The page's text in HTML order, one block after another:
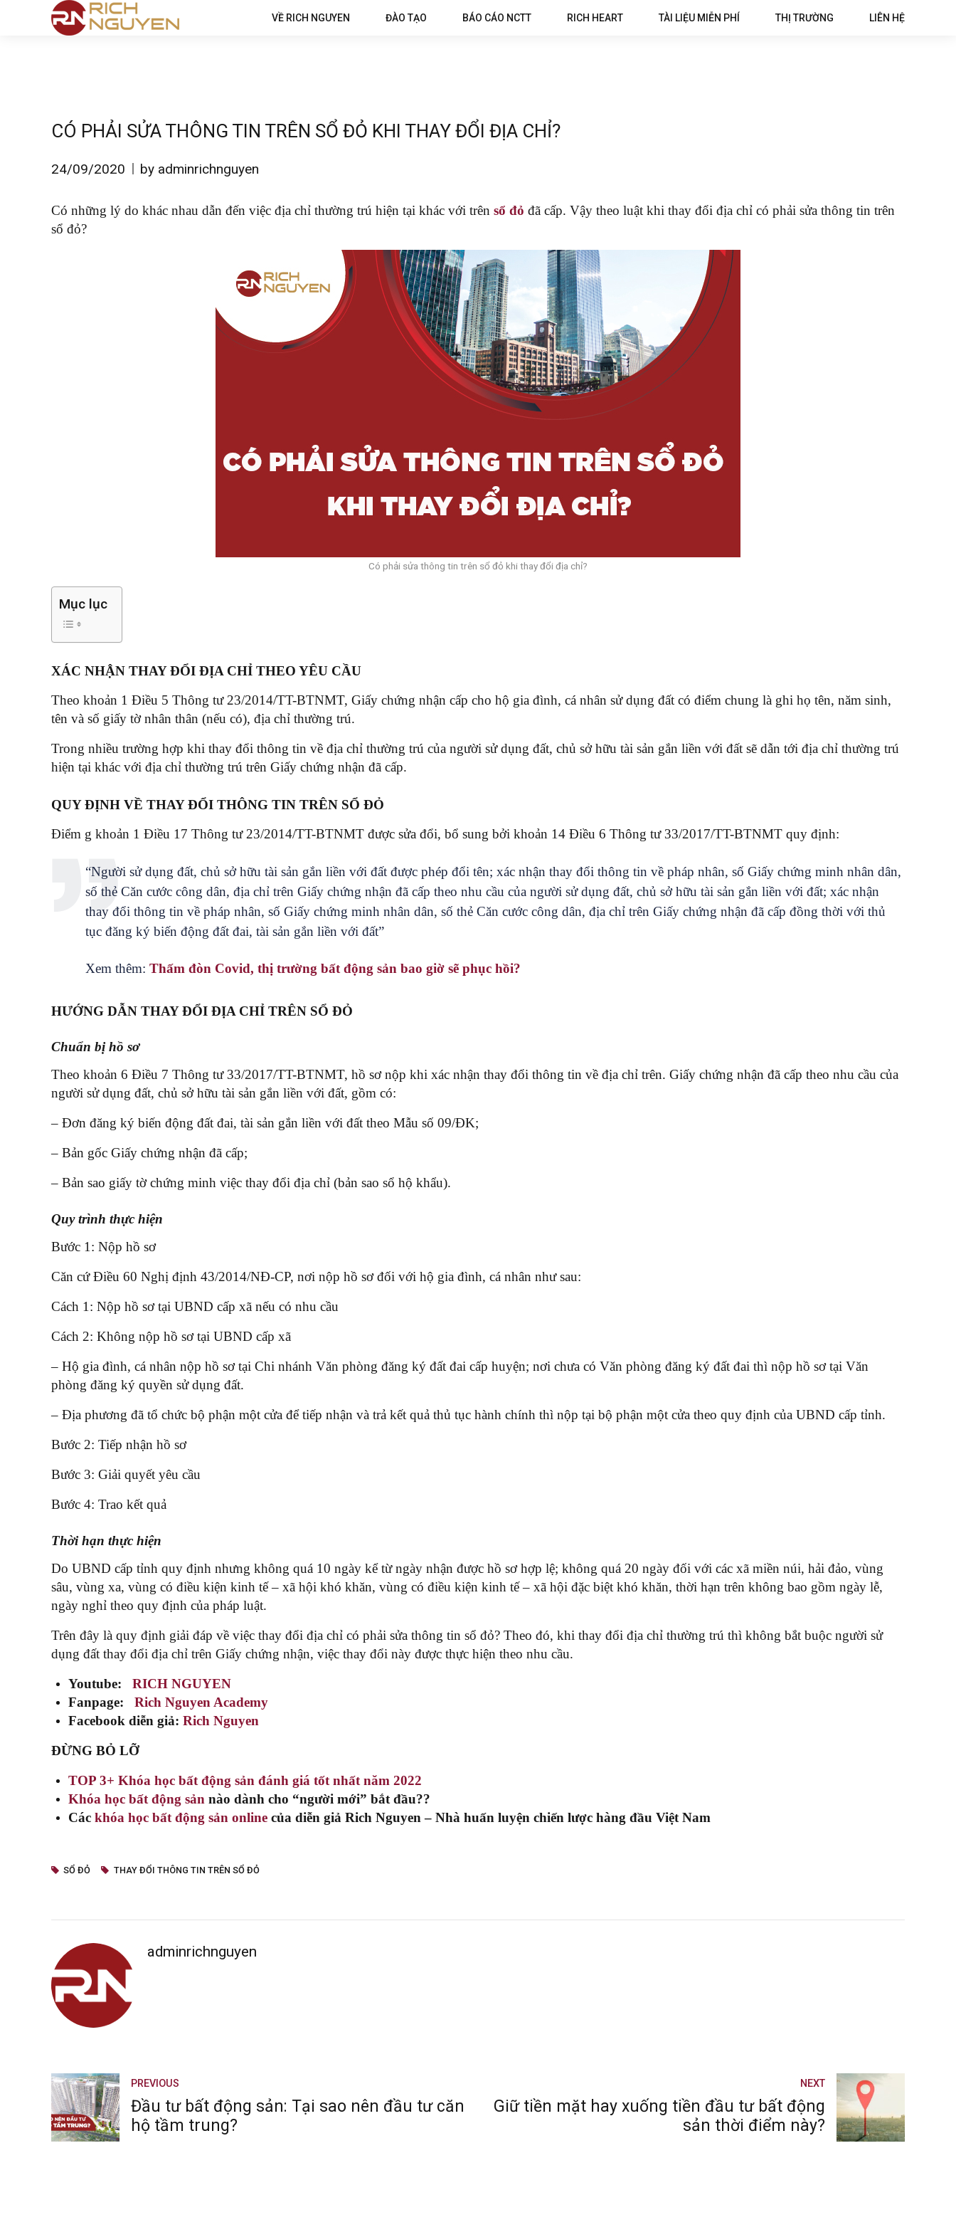
VỀ RICH NGUYEN ĐÀO TẠO BÁO CÁO NCTT RICH HEART TÀI LIỆU MIỄN PHÍ THỊ TRƯỜNG LIÊN HỆ
CÓ PHẢI SỬA THÔNG TIN TRÊN SỔ ĐỎ KHI THAY ĐỔI ĐỊA CHỈ?
24/09/2020 by adminrichnguyen
Có những lý do khác nhau dẫn đến việc địa chỉ thường trú hiện tại khác với trên sổ đỏ đã cấp. Vậy theo luật khi thay đổi địa chỉ có phải sửa thông tin trên
sổ đỏ?
Có phải sửa thông tin trên sổ đỏ khi thay đổi địa chỉ?
Mục lục
XÁC NHẬN THAY ĐỔI ĐỊA CHỈ THEO YÊU CẦU
Theo khoản 1 Điều 5 Thông tư 23/2014/TT-BTNMT, Giấy chứng nhận cấp cho hộ gia đình, cá nhân sử dụng đất có điểm chung là ghi họ tên, năm sinh,
tên và số giấy tờ nhân thân (nếu có), địa chỉ thường trú.
Trong nhiều trường hợp khi thay đổi thông tin về địa chỉ thường trú của người sử dụng đất, chủ sở hữu tài sản gắn liền với đất sẽ dẫn tới địa chỉ thường trú
hiện tại khác với địa chỉ thường trú trên Giấy chứng nhận đã cấp.
QUY ĐỊNH VỀ THAY ĐỔI THÔNG TIN TRÊN SỔ ĐỎ
Điểm g khoản 1 Điều 17 Thông tư 23/2014/TT-BTNMT được sửa đổi, bổ sung bởi khoản 14 Điều 6 Thông tư 33/2017/TT-BTNMT quy định:
“Người sử dụng đất, chủ sở hữu tài sản gắn liền với đất được phép đổi tên; xác nhận thay đổi thông tin về pháp nhân, số Giấy chứng minh nhân dân,
số thẻ Căn cước công dân, địa chỉ trên Giấy chứng nhận đã cấp theo nhu cầu của người sử dụng đất, chủ sở hữu tài sản gắn liền với đất; xác nhận
thay đổi thông tin về pháp nhân, số Giấy chứng minh nhân dân, số thẻ Căn cước công dân, địa chỉ trên Giấy chứng nhận đã cấp đồng thời với thủ
tục đăng ký biến động đất đai, tài sản gắn liền với đất”
Xem thêm: Thấm đòn Covid, thị trường bất động sản bao giờ sẽ phục hồi?
HƯỚNG DẪN THAY ĐỔI ĐỊA CHỈ TRÊN SỔ ĐỎ
Chuẩn bị hồ sơ
Theo khoản 6 Điều 7 Thông tư 33/2017/TT-BTNMT, hồ sơ nộp khi xác nhận thay đổi thông tin về địa chỉ trên. Giấy chứng nhận đã cấp theo nhu cầu của
người sử dụng đất, chủ sở hữu tài sản gắn liền với đất, gồm có:
– Đơn đăng ký biến động đất đai, tài sản gắn liền với đất theo Mẫu số 09/ĐK;
– Bản gốc Giấy chứng nhận đã cấp;
– Bản sao giấy tờ chứng minh việc thay đổi địa chỉ (bản sao sổ hộ khẩu).
Quy trình thực hiện
Bước 1: Nộp hồ sơ
Căn cứ Điều 60 Nghị định 43/2014/NĐ-CP, nơi nộp hồ sơ đối với hộ gia đình, cá nhân như sau:
Cách 1: Nộp hồ sơ tại UBND cấp xã nếu có nhu cầu
Cách 2: Không nộp hồ sơ tại UBND cấp xã
– Hộ gia đình, cá nhân nộp hồ sơ tại Chi nhánh Văn phòng đăng ký đất đai cấp huyện; nơi chưa có Văn phòng đăng ký đất đai thì nộp hồ sơ tại Văn
phòng đăng ký quyền sử dụng đất.
– Địa phương đã tổ chức bộ phận một cửa để tiếp nhận và trả kết quả thủ tục hành chính thì nộp tại bộ phận một cửa theo quy định của UBND cấp tỉnh.
Bước 2: Tiếp nhận hồ sơ
Bước 3: Giải quyết yêu cầu
Bước 4: Trao kết quả
Thời hạn thực hiện
Do UBND cấp tỉnh quy định nhưng không quá 10 ngày kể từ ngày nhận được hồ sơ hợp lệ; không quá 20 ngày đối với các xã miền núi, hải đảo, vùng
sâu, vùng xa, vùng có điều kiện kinh tế – xã hội khó khăn, vùng có điều kiện kinh tế – xã hội đặc biệt khó khăn, thời hạn trên không bao gồm ngày lễ,
ngày nghỉ theo quy định của pháp luật.
Trên đây là quy định giải đáp về việc thay đổi địa chỉ có phải sửa thông tin sổ đỏ? Theo đó, khi thay đổi địa chỉ thường trú thì không bắt buộc người sử
dụng đất thay đổi địa chỉ trên Giấy chứng nhận, việc thay đổi này được thực hiện theo nhu cầu.
Youtube: RICH NGUYEN
Fanpage: Rich Nguyen Academy
Facebook diễn giả: Rich Nguyen
ĐỪNG BỎ LỠ
TOP 3+ Khóa học bất động sản đánh giá tốt nhất năm 2022
Khóa học bất động sản nào dành cho “người mới” bắt đầu??
Các khóa học bất động sản online của diễn giả Rich Nguyen – Nhà huấn luyện chiến lược hàng đầu Việt Nam
SỔ ĐỎ THAY ĐỔI THÔNG TIN TRÊN SỔ ĐỎ
adminrichnguyen
PREVIOUS
Đầu tư bất động sản: Tại sao nên đầu tư căn
hộ tầm trung?
NEXT
Giữ tiền mặt hay xuống tiền đầu tư bất động
sản thời điểm này?